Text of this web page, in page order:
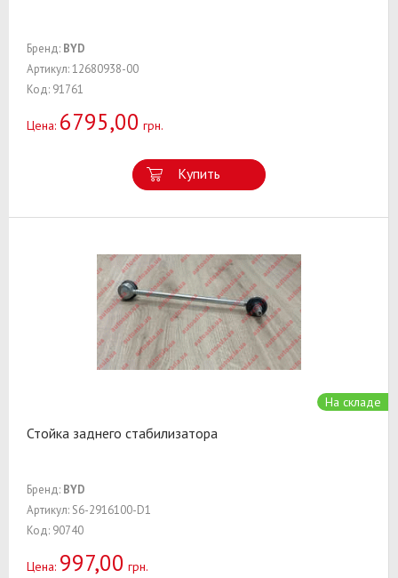
Бренд: BYD
Артикул: 12680938-00
Код: 91761
Цена: 6795,00 грн.
Купить
На складе
Стойка заднего стабилизатора
Бренд: BYD
Артикул: S6-2916100-D1
Код: 90740
Цена: 997,00 грн.